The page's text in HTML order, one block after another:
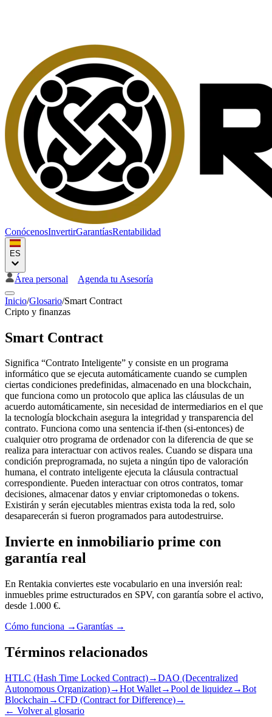
ConócenosInvertirGarantíasRentabilidad
ES
Área personal Agenda tu Asesoría
Inicio/Glosario/Smart Contract
Cripto y finanzas
Smart Contract
Significa “Contrato Inteligente” y consiste en un programa
informático que se ejecuta automáticamente cuando se cumplen
ciertas condiciones predefinidas, almacenado en una blockchain,
que funciona como un protocolo que aplica las cláusulas de un
acuerdo automáticamente, sin necesidad de intermediarios en el que
la tecnología blockchain asegura la integridad y transparencia del
contrato. Funciona como una sentencia if-then (si-entonces) de
cualquier otro programa de ordenador con la diferencia de que se
realiza para interactuar con activos reales. Cuando se dispara una
condición preprogramada, no sujeta a ningún tipo de valoración
humana, el contrato inteligente ejecuta la cláusula contractual
correspondiente. Pueden interactuar con otros contratos, tomar
decisiones, almacenar datos y enviar criptomonedas o tokens.
Existirán y serán ejecutables mientras exista toda la red, solo
desaparecerán si fueron programados para autodestruirse.
Invierte en inmobiliario prime con
garantía real
En Rentakia conviertes este vocabulario en una inversión real:
inmuebles prime estructurados en SPV, con garantía sobre el activo,
desde 1.000 €.
Cómo funciona →Garantías →
Términos relacionados
HTLC (Hash Time Locked Contract)→DAO (Decentralized
Autonomous Organization)→Hot Wallet→Pool de liquidez→Bot
Blockchain →CFD (Contract for Difference)→
← Volver al glosario